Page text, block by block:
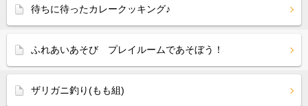
待ちに待ったカレークッキング♪
ふれあいあそび プレイルームであそぼう！
ザリガニ釣り(もも組)